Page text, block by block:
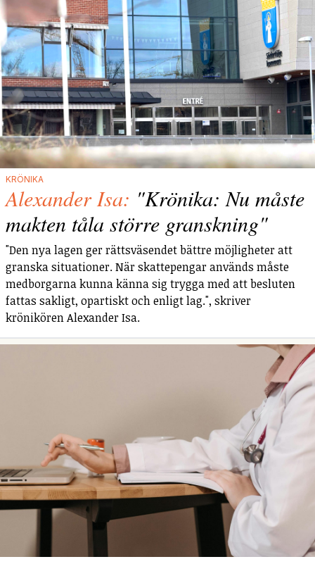
KRÖNIKA
Alexander Isa: "Krönika: Nu måste
makten tåla större granskning"
"Den nya lagen ger rättsväsendet bättre möjligheter att
granska situationer. När skattepengar används måste
medborgarna kunna känna sig trygga med att besluten
fattas sakligt, opartiskt och enligt lag.", skriver
krönikören Alexander Isa.